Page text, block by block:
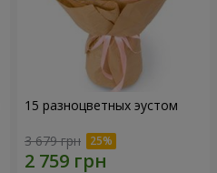
15 разноцветных эустом
3 679 грн